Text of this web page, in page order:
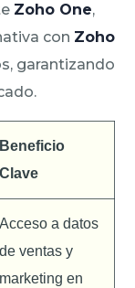
Zoho One,
con Zoho
garantizando
Beneficio
Clave
Acceso a datos
de ventas y
marketing en